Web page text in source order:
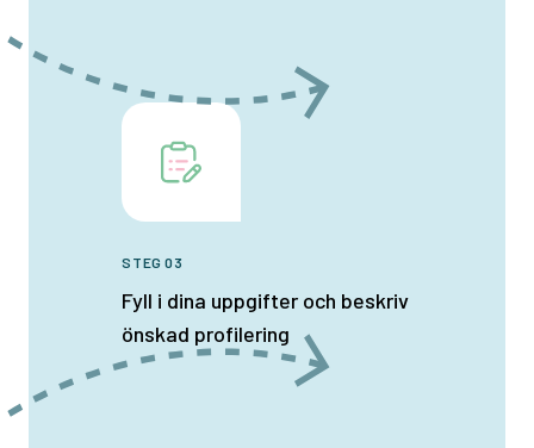
STEG 03
Fyll i dina uppgifter och beskriv
önskad profilering